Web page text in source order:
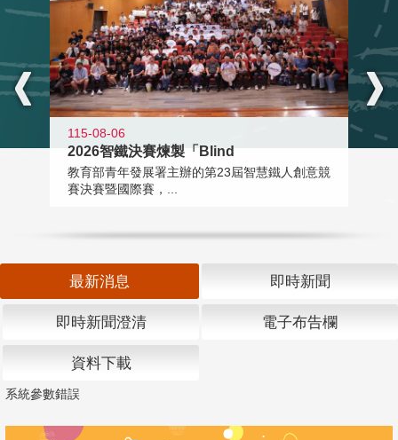
115-08-06
2026智鐵決賽煉製「Blind
教育部青年發展署主辦的第23屆智慧鐵人創意競
賽決賽暨國際賽，...
最新消息 即時新聞
即時新聞澄清 電子布告欄
資料下載
系統參數錯誤